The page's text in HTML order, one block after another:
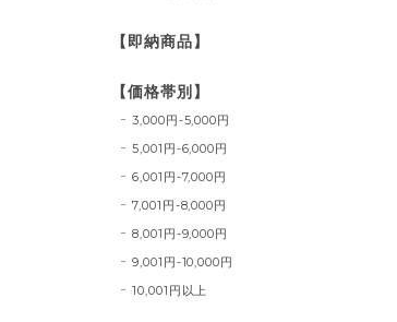
【即納商品】
【価格帯別】
3,000円-5,000円
5,001円-6,000円
6,001円-7,000円
7,001円-8,000円
8,001円-9,000円
9,001円-10,000円
10,001円以上